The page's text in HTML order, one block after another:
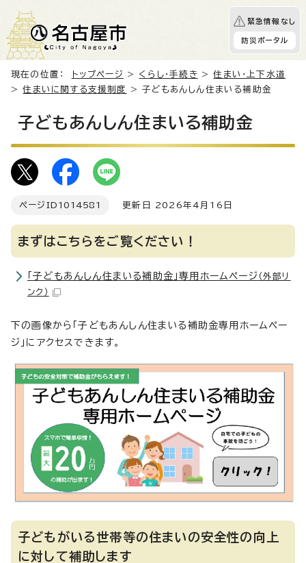
緊急情報なし
防災ポータル
現在の位置： トップページ > くらし・手続き >住まい・上下水道
>住まいに関する支援制度 > 子どもあんしん住まいる補助金
子どもあんしん住まいる補助金
ページID 1014581 更新日 2026年4月16日
まずはこちらをご覧ください！
「子どもあんしん住まいる補助金」専用ホームページ （外部リ
ンク）
下の画像から「子どもあんしん住まいる補助金専用ホームペー
ジ」にアクセスできます。
子どもがいる世帯等の住まいの安全性の向上
に対して補助します